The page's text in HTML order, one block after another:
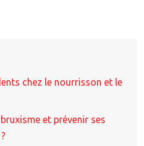
chez le nourrisson et le
et prévenir ses